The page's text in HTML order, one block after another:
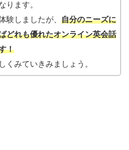
ります。
験しましたが、 自分のニーズに
どれも優れたオンライン英会話
！
くみていきみましょう。